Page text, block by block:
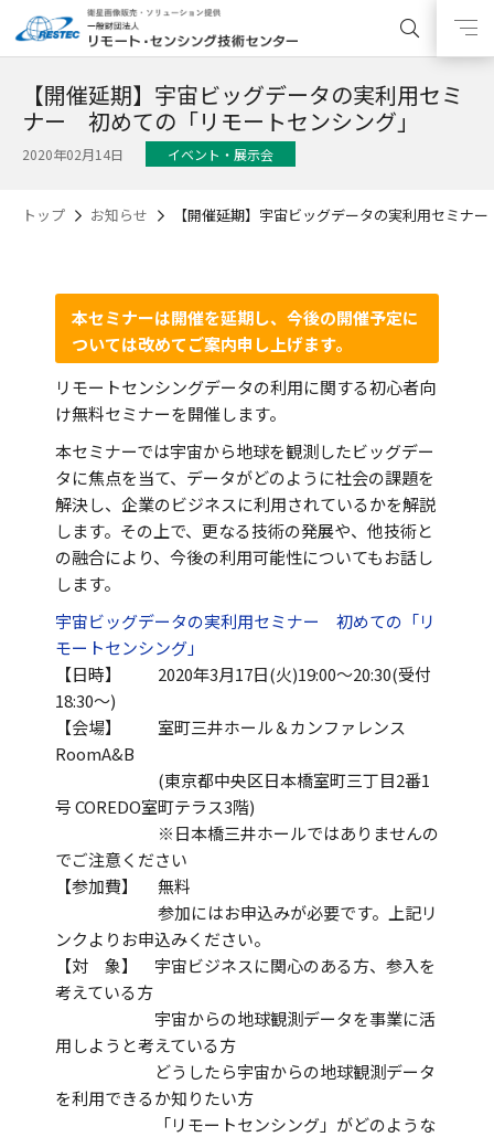
【開催延期】宇宙ビッグデータの実利用セミ
ナー 初めての「リモートセンシング」
2020年02月14日 イベント・展示会
トップ お知らせ 【開催延期】宇宙ビッグデータの実利用セミナ
本セミナーは開催を延期し、今後の開催予定に
ついては改めてご案内申し上げます。
リモートセンシングデータの利用に関する初心者向
け無料セミナーを開催します。
本セミナーでは宇宙から地球を観測したビッグデー
タに焦点を当て、データがどのように社会の課題を
解決し、企業のビジネスに利用されているかを解説
します。その上で、更なる技術の発展や、他技術と
の融合により、今後の利用可能性についてもお話し
します。
宇宙ビッグデータの実利用セミナー 初めての「リ
モートセンシング」
【日時】 2020年3月17日(火)19:00～20:30(受付
18:30～)
【会場】 室町三井ホール＆カンファレンス
RoomA&B
(東京都中央区日本橋室町三丁目2番1
号 COREDO室町テラス3階)
※日本橋三井ホールではありませんの
でご注意ください
【参加費】 無料
参加にはお申込みが必要です。上記リ
ンクよりお申込みください。
【対 象】 宇宙ビジネスに関心のある方、参入を
考えている方
宇宙からの地球観測データを事業に活
用しようと考えている方
どうしたら宇宙からの地球観測データ
を利用できるか知りたい方
「リモートセンシング」がどのような